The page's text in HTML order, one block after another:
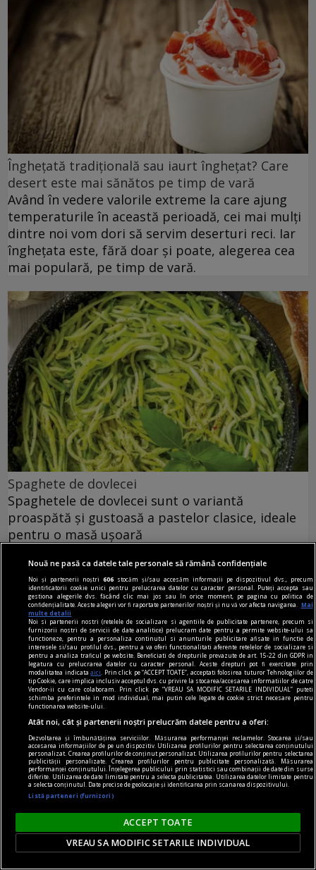
Înghețată tradițională sau iaurt înghețat? Care
desert este mai sănătos pe timp de vară
Având în vedere valorile extreme la care ajung
temperaturile în această perioadă, cei mai mulți
dintre noi vom dori să servim deserturi reci. Iar
înghețata este, fără doar și poate, alegerea cea
mai populară, pe timp de vară.
Spaghete de dovlecei
Spaghetele de dovlecei sunt o variantă
proaspătă și gustoasă a pastelor clasice, ideale
pentru o masă ușoară
Cea mai mică garsonieră din România, scoasă la
vânzare! Are sub 4 metri pătrați
O locuință de doar câțiva metri pătrați, în care
abia poate fi amplasat un pat, a fost scoasă la
vânzare în centrul Bucureștiului. Proprietatea se
află pe strada Vasile Lascăr, în apropiere de Piața
Universității, și este prezentată drept una dintre
Nouă ne pasă ca datele tale personale să rămână confidențiale
Noi și partenerii noștri606 stocăm și/sau accesăm informații pe dispozitivul dvs., precum
identificatorii cookie unici pentru prelucrarea datelor cu caracter personal. Puteți accepta sau
gestiona alegerile dvs. făcând clic mai jos sau în orice moment, pe pagina cu politica de
confidențialitate. Aceste alegeri vor fi raportate partenerilor noștri și nu vă vor afecta navigarea.
Mai
multe detalii
Noi si partenerii nostri (retelele de socializare si agentiile de publicitate partenere, precum si
furnizorii nostri de servicii de date analitice) prelucram date pentru a permite website-ului sa
functioneze, pentru a personaliza continutul si anunturile publicitare afisate in functie de
interesele si/sau profilul dvs., pentru a va oferi functionalitati aferente retelelor de socializare si
pentru a analiza traficul pe website. Beneficiati de drepturile prevazute de art. 15-22 din GDPR in
legatura cu prelucrarea datelor cu caracter personal. Aceste drepturi pot fi exercitate prin
modalitatea indicataaici
. Prin click pe “ACCEPT TOATE”, acceptati folosirea tuturor Tehnologiilor de
tip Cookie, care implica inclusiv acceptul dvs. cu privire la stocarea/accesarea informatiilor de catre
Vendor-ii cu care colaboram. Prin click pe “VREAU SA MODIFIC SETARILE INDIVIDUAL” puteti
schimba preferintele in mod individual, mai putin cele legate de cookie strict necesare pentru
functionarea website-ului.
Atât noi, cât și partenerii noștri prelucrăm datele pentru a oferi:
Dezvoltarea și îmbunătățirea serviciilor. Măsurarea performanței reclamelor. Stocarea și/sau
accesarea informațiilor de pe un dispozitiv. Utilizarea profilurilor pentru selectarea conținutului
personalizat. Crearea profilurilor de conținut personalizat. Utilizarea profilurilor pentru selectarea
publicității personalizate. Crearea profilurilor pentru publicitate personalizată. Măsurarea
performanței conținutului. Înțelegerea publicului prin statistici sau combinații de date din surse
diferite. Utilizarea de date limitate pentru a selecta publicitatea. Utilizarea datelor limitate pentru
a selecta conținutul. Date precise de geolocație și identificarea prin scanarea dispozitivului.
Listă parteneri (furnizori)
ACCEPT TOATE
VREAU SA MODIFIC SETARILE INDIVIDUAL